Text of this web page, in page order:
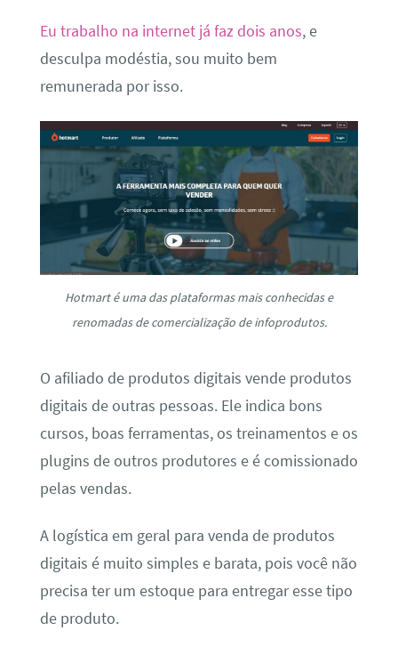
Eu trabalho na internet já faz dois anos, e
desculpa modéstia, sou muito bem
remunerada por isso.
Hotmart é uma das plataformas mais conhecidas e
renomadas de comercialização de infoprodutos.
O afiliado de produtos digitais vende produtos
digitais de outras pessoas. Ele indica bons
cursos, boas ferramentas, os treinamentos e os
plugins de outros produtores e é comissionado
pelas vendas.
A logística em geral para venda de produtos
digitais é muito simples e barata, pois você não
precisa ter um estoque para entregar esse tipo
de produto.